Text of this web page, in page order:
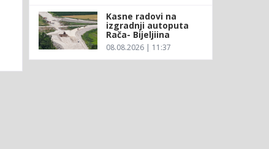
Kasne radovi na
izgradnji autoputa
Rača- Bijeljiina
08.08.2026 | 11:37